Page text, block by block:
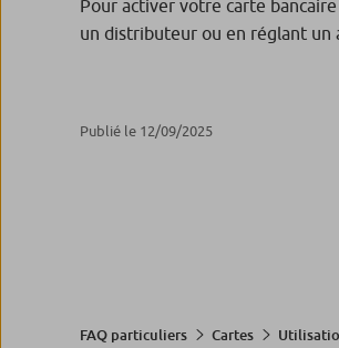
Pour activer votre carte
un distributeur ou en réglant un
Publié le 12/09/2025
FAQ particuliers Cartes